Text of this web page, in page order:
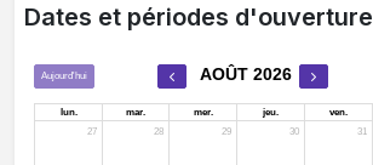
Dates et périodes d'ouverture